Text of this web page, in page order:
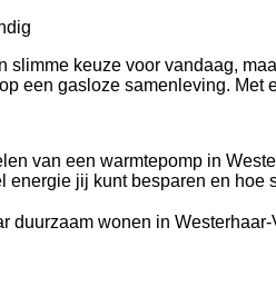
slimme keuze voor vandaag,
een gasloze samenleving.
van een warmtepomp in
energie jij kunt besparen en hoe
duurzaam wonen in